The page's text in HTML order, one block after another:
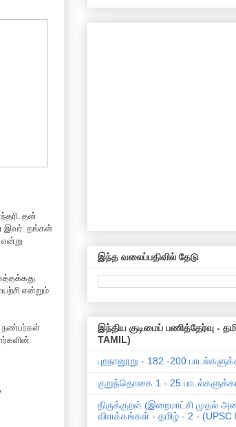
தன்
இவர். தங்கள்
என்று
என்றும்
நண்பர்கள்
இந்த வலைப்பதிவில் தேடு
இந்திய குடிமைப் பணித்தேர்வு -
TAMIL)
புறநானூறு - 182 -200
குறுந்தொகை 1 - 25
திருக்குறள் (இறைமாட்சி முதல்
விளக்கங்கள் - தமிழ் - 2 - (UPSC